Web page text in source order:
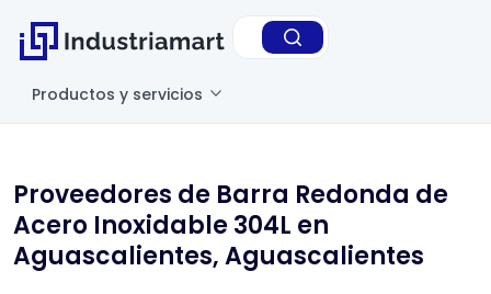
Productos y servicios
Proveedores de Barra Redonda de
Acero Inoxidable 304L en
Aguascalientes, Aguascalientes